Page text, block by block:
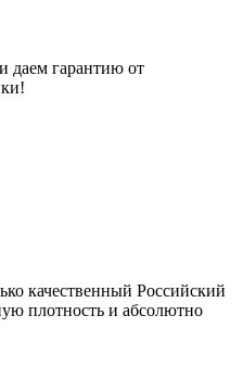
даем гарантию от
качественный Российский
плотность и абсолютно